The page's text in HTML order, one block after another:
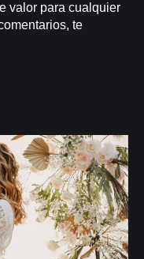
valor para cualquier
te